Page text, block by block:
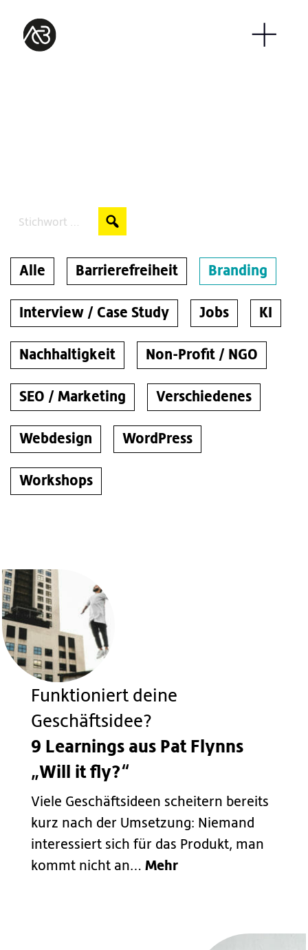
Search:
Alle Barrierefreiheit Branding
Interview / Case Study Jobs KI
Nachhaltigkeit Non-Profit / NGO
SEO / Marketing Verschiedenes
Webdesign WordPress
Workshops
Funktioniert deine
Geschäftsidee?
9 Learnings aus Pat Flynns
„Will it fly?“
Viele Geschäftsideen scheitern bereits
kurz nach der Umsetzung: Niemand
interessiert sich für das Produkt, man
kommt nicht an… Mehr